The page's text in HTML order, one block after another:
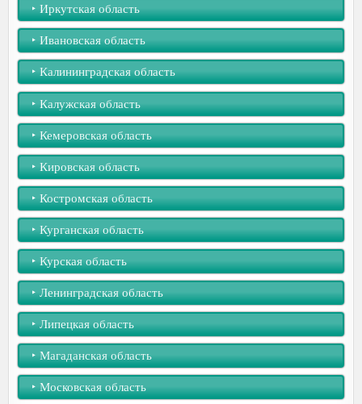
‣︎ Иркутская область
‣︎ Ивановская область
‣︎ Калининградская область
‣︎ Калужская область
‣︎ Кемеровская область
‣︎ Кировская область
‣︎ Костромская область
‣︎ Курганская область
‣︎ Курская область
‣︎ Ленинградская область
‣︎ Липецкая область
‣︎ Магаданская область
‣︎ Московская область